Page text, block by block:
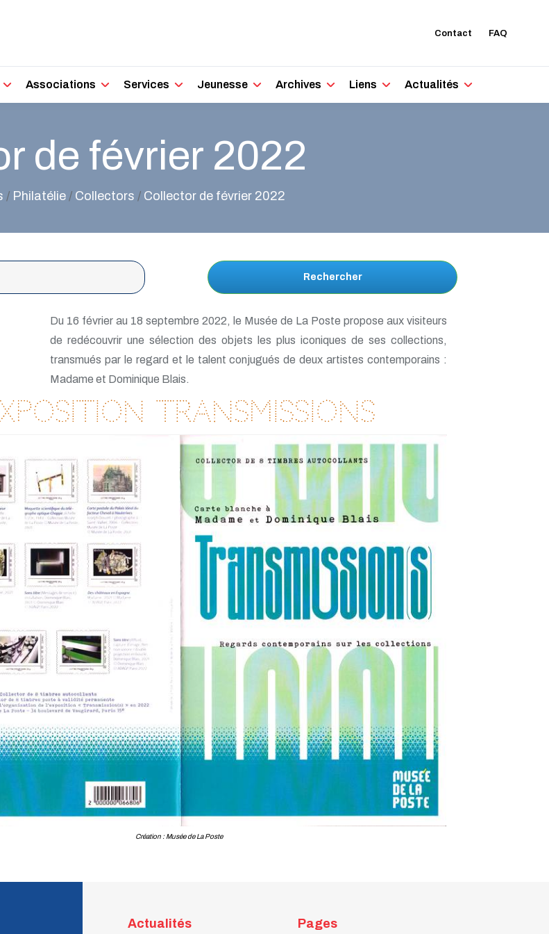
Contact FAQ
Associations Services Jeunesse Archives Liens Actualités
de février 2022
/ Philatélie / Collectors / Collector de février 2022
Rechercher
Du 16 février au 18 septembre 2022, le Musée de La Poste propose aux visiteurs
de redécouvrir une sélection des objets les plus iconiques de ses collections,
transmués par le regard et le talent conjugués de deux artistes contemporains :
Madame et Dominique Blais.
Transmissions
Création : Musée de La Poste
Actualités Pages